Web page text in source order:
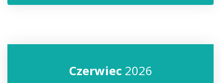
Czerwiec2026